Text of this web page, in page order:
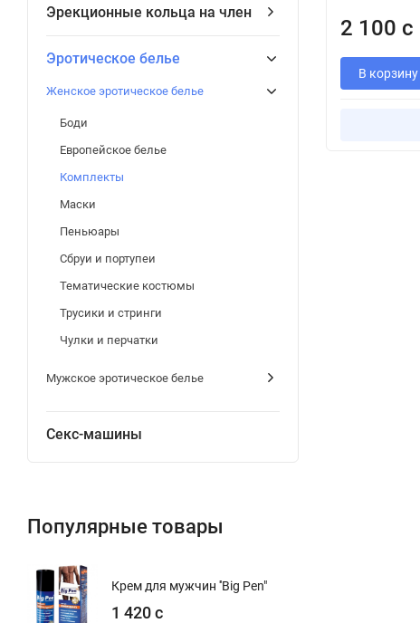
Эрекционные кольца на член
Эротическое белье
Женское эротическое белье
Боди
Европейское белье
Комплекты
Маски
Пеньюары
Сбруи и портупеи
Тематические костюмы
Трусики и стринги
Чулки и перчатки
Мужское эротическое белье
Секс-машины
Популярные товары
Крем для мужчин ''Big Pen"
1 420 с
2 100 с
В корзину